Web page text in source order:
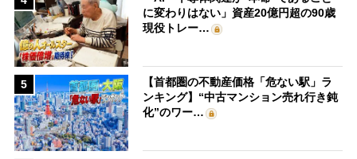
に変わりはない」資産20億円超の90歳
現役トレー…
5
【首都圏の不動産価格「危ない駅」ラ
ンキング】“中古マンション売れ行き鈍
化”のワー…